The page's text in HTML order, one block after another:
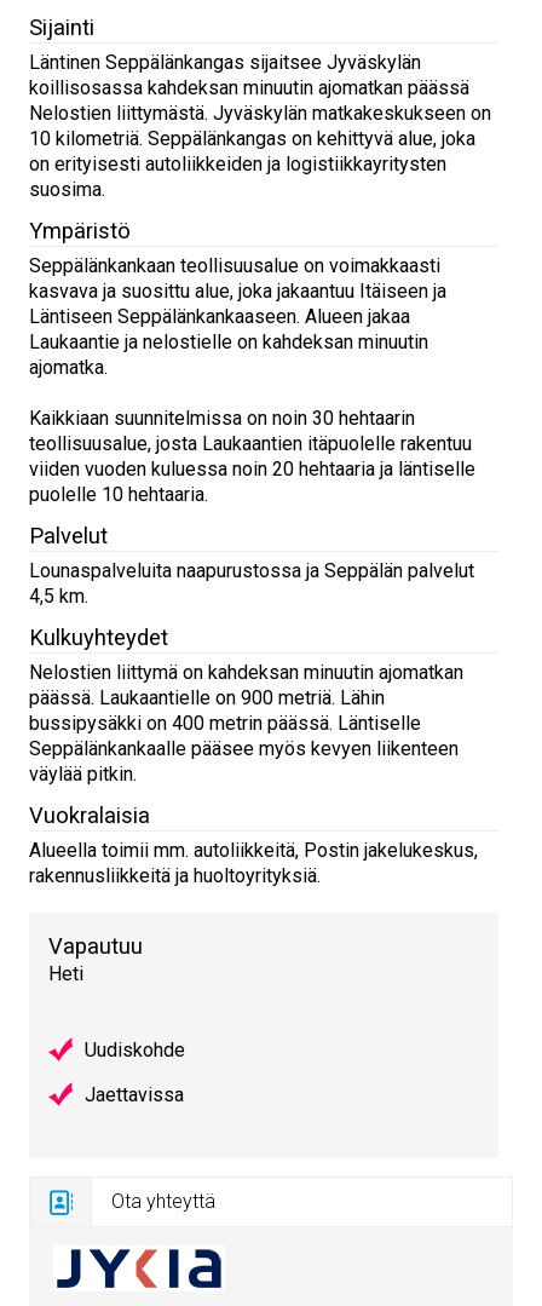
Sijainti
Läntinen Seppälänkangas sijaitsee Jyväskylän
koillisosassa kahdeksan minuutin ajomatkan päässä
Nelostien liittymästä. Jyväskylän matkakeskukseen on
10 kilometriä. Seppälänkangas on kehittyvä alue, joka
on erityisesti autoliikkeiden ja logistiikkayritysten
suosima.
Ympäristö
Seppälänkankaan teollisuusalue on voimakkaasti
kasvava ja suosittu alue, joka jakaantuu Itäiseen ja
Läntiseen Seppälänkankaaseen. Alueen jakaa
Laukaantie ja nelostielle on kahdeksan minuutin
ajomatka.
Kaikkiaan suunnitelmissa on noin 30 hehtaarin
teollisuusalue, josta Laukaantien itäpuolelle rakentuu
viiden vuoden kuluessa noin 20 hehtaaria ja läntiselle
puolelle 10 hehtaaria.
Palvelut
Lounaspalveluita naapurustossa ja Seppälän palvelut
4,5 km.
Kulkuyhteydet
Nelostien liittymä on kahdeksan minuutin ajomatkan
päässä. Laukaantielle on 900 metriä. Lähin
bussipysäkki on 400 metrin päässä. Läntiselle
Seppälänkankaalle pääsee myös kevyen liikenteen
väylää pitkin.
Vuokralaisia
Alueella toimii mm. autoliikkeitä, Postin jakelukeskus,
rakennusliikkeitä ja huoltoyrityksiä.
Vapautuu
Heti
Uudiskohde
Jaettavissa
Ota yhteyttä